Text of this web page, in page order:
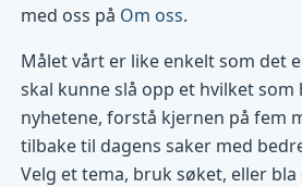
med oss på Om oss.
Målet vårt er like enkelt som det
skal kunne slå opp et hvilket
nyhetene, forstå kjernen på fem
tilbake til dagens saker med
Velg et tema, bruk søket, eller